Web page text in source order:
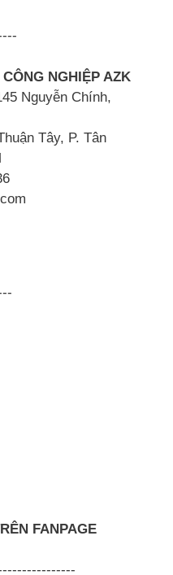
NGHIỆP AZK
Nguyễn Chính,
Tây, P. Tân
FANPAGE